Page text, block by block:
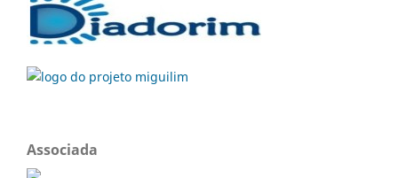
Associada